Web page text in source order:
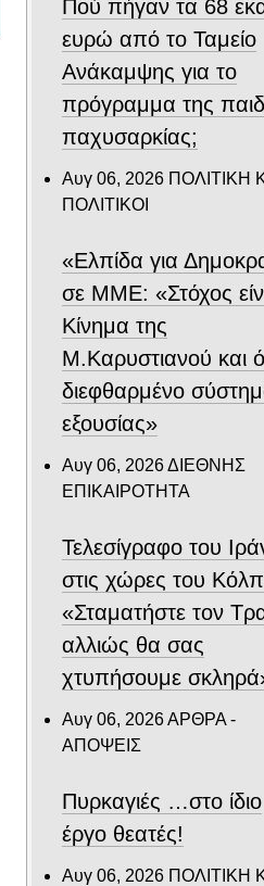
Πού πήγαν τα 68
ευρώ από το Ταμείο
Ανάκαμψης για το
πρόγραμμα της
παχυσαρκίας;
Αυγ 06, 2026 ΠΟΛΙΤΙΚΗ
ΠΟΛΙΤΙΚΟΙ
«Ελπίδα για
σε ΜΜΕ: «Στόχος
Κίνημα της
Μ.Καρυστιανού και
διεφθαρμένο
εξουσίας»
Αυγ 06, 2026ΔΙΕΘΝΗΣ
ΕΠΙΚΑΙΡΟΤΗΤΑ
Τελεσίγραφο του
στις χώρες του
«Σταματήστε τον
αλλιώς θα σας
χτυπήσουμε
Αυγ 06, 2026ΑΡΘΡΑ -
ΑΠΟΨΕΙΣ
Πυρκαγιές …στο ίδιο
έργο θεατές!
Αυγ 06, 2026 ΠΟΛΙΤΙΚΗ